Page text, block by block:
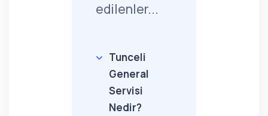
edilenler...
Tunceli
General
Servisi
Nedir?